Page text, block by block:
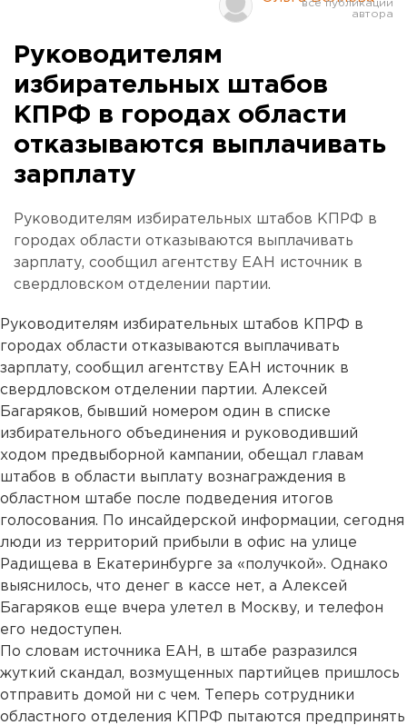
Руководителям
избирательных штабов
КПРФ в городах области
отказываются выплачивать
зарплату
Руководителям избирательных штабов КПРФ в
городах области отказываются выплачивать
зарплату, сообщил агентству ЕАН источник в
свердловском отделении партии.
Руководителям избирательных штабов КПРФ в
городах области отказываются выплачивать
зарплату, сообщил агентству ЕАН источник в
свердловском отделении партии. Алексей
Багаряков, бывший номером один в списке
избирательного объединения и руководивший
ходом предвыборной кампании, обещал главам
штабов в области выплату вознаграждения в
областном штабе после подведения итогов
голосования. По инсайдерской информации, сегодня
люди из территорий прибыли в офис на улице
Радищева в Екатеринбурге за «получкой». Однако
выяснилось, что денег в кассе нет, а Алексей
Багаряков еще вчера улетел в Москву, и телефон
его недоступен.
По словам источника ЕАН, в штабе разразился
жуткий скандал, возмущенных партийцев пришлось
отправить домой ни с чем. Теперь сотрудники
областного отделения КПРФ пытаются предпринять